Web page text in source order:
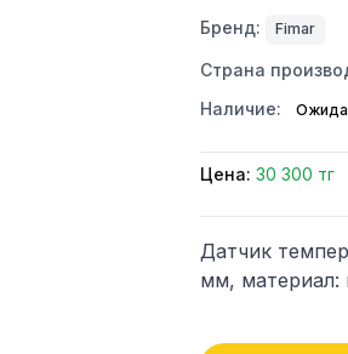
Бренд: Fimar
Страна
Наличие:
Цена: 30 300 тг
Датчик
мм, материал: